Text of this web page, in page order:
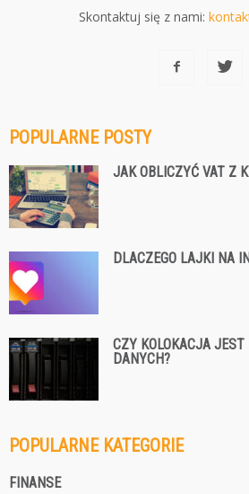
Skontaktuj się z nami:
POPULARNE POSTY
JAK OBLICZYĆ VAT Z
DLACZEGO LAJKI NA
CZY KOLOKACJA
DANYCH?
POPULARNE KATEGORIE
FINANSE